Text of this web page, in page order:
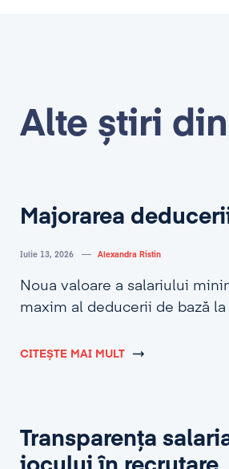
Alte știri
Majorarea
Iulie 13, 2026 Alexandra Ristin
Noua valoare a salariului
maxim al deducerii de bază la
CITEȘTE MAI MULT
Transparența